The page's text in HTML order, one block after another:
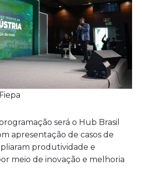
será o Hub Brasil
apresentação de casos de
produtividade e
meio de inovação e melhoria